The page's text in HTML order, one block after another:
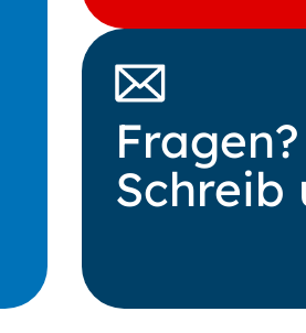
Fragen?
Schreib